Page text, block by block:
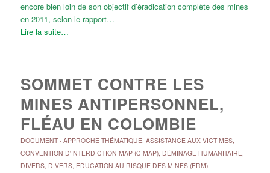
encore bien loin de son objectif d’éradication complète des mines
en 2011, selon le rapport…
Lire la suite…
SOMMET CONTRE LES
MINES ANTIPERSONNEL,
FLÉAU EN COLOMBIE
DOCUMENT- APPROCHE THÉMATIQUE, ASSISTANCE AUX VICTIMES,
CONVENTION D'INTERDICTION MAP (CIMAP), DÉMINAGE HUMANITAIRE,
DIVERS, DIVERS, EDUCATION AU RISQUE DES MINES (ERM),